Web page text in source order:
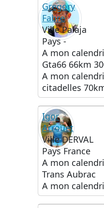
Gregory
Fabre
Ville Palaja
Pays -
A mon
Gta66 66km
A mon
citadelles
Igor
Arrouet
Ville DERVAL
Pays France
A mon
Trans Aubrac
A mon